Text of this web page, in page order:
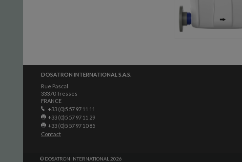
DOSATRON INTERNATIONAL S.A.S.
Rue Pascal
33370 Tresses
FRANCE
+33 (0)5 57 97 11 11
+33 (0)5 57 97 11 29
+33 (0)5 57 97 10 85
Contact
© DOSATRON INTERNATIONAL 2026